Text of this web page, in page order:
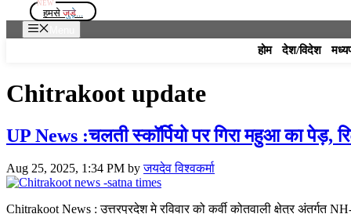
हमसे जुड़े...
होम देश/विदेश
Chitrakoot update
UP News :चलती स्कॉर्पियो पर गिरा महुआ का पेड़,
Aug 25, 2025, 1:34 PM byजयदेव विश्वकर्मा
Chitrakoot News : उत्तरप्रदेश मे रविवार को कर्वी कोतवाली क्षेत्र